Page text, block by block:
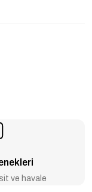
ve havale